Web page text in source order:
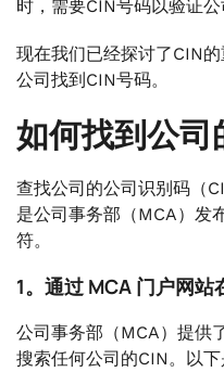
时，需要CIN号码以验证公
现在我们已经探讨了CIN
公司找到CIN号码。
如何找到公司
查找公司的公司识别码（
是公司事务部（MCA）发
符。
1。通过 MCA 门户网站
公司事务部（MCA）提供
搜索任何公司的CIN。以下